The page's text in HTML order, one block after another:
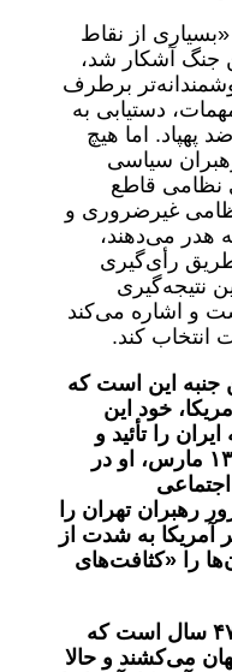
از نقاط
جنگ آشکار شد،
برطرف
دستیابی به
پهپاد. اما هیچ
سیاسی
نظامی قاطع
نظامی غیرضروری و
هدر می‌دهند،
طریق رأی‌گیری
نتیجه‌گیری
و اشاره می‌کند
انتخاب کند.
جنبه این است که
خود این
را تأئید و
۱۳ مارس، او در
رهبران تهران را
آمریکا به شدت از
را «کثافت‌های
سال است که
می‌کشند و حالا